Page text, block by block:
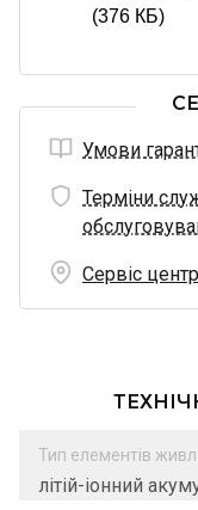
(376 КБ)
Умови
Терміни
Сервіс
Тип елементів
літій-іонний